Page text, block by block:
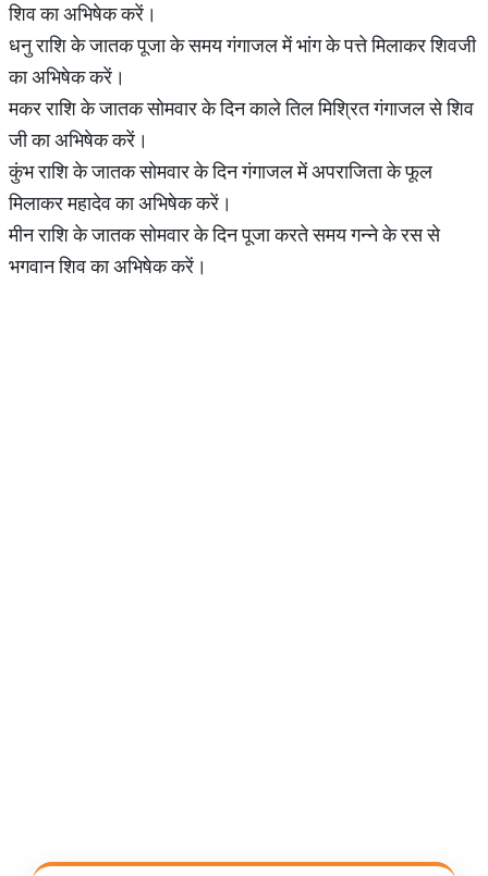
शिव का अभिषेक करें।
धनु राशि के जातक पूजा के समय गंगाजल में भांग के पत्ते मिलाकर शिवजी
का अभिषेक करें।
मकर राशि के जातक सोमवार के दिन काले तिल मिश्रित गंगाजल से शिव
जी का अभिषेक करें।
कुंभ राशि के जातक सोमवार के दिन गंगाजल में अपराजिता के फूल
मिलाकर महादेव का अभिषेक करें।
मीन राशि के जातक सोमवार के दिन पूजा करते समय गन्ने के रस से
भगवान शिव का अभिषेक करें।